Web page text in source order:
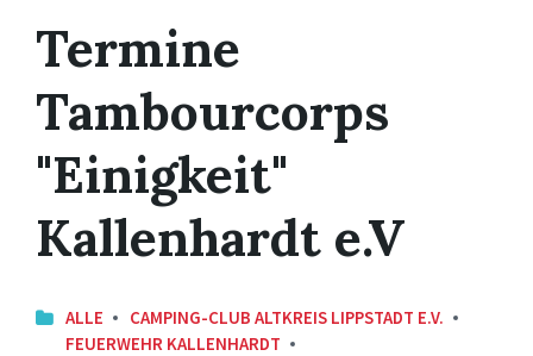
Termine
Tambourcorps
"Einigkeit"
Kallenhardt e.V
ALLE
CAMPING-CLUB ALTKREIS LIPPSTADT E.V.
FEUERWEHR KALLENHARDT